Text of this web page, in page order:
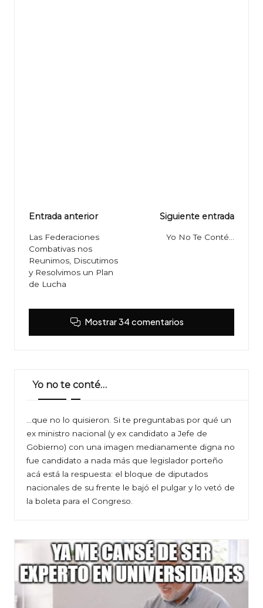
Navegación
de
entradas
Entrada anterior
Las Federaciones
Combativas nos
Reunimos, Discutimos
y Resolvimos un Plan
de Lucha
Siguiente entrada
Yo No Te Conté…
Mostrar 34 comentarios
Yo no te conté…
…que no lo quisieron. Si te preguntabas por qué un
ex ministro nacional (y ex candidato a Jefe de
Gobierno) con una imagen medianamente digna no
fue candidato a nada más que legislador porteño
acá está la respuesta: el bloque de diputados
nacionales de su frente le bajó el pulgar y lo vetó de
la boleta para el Congreso.